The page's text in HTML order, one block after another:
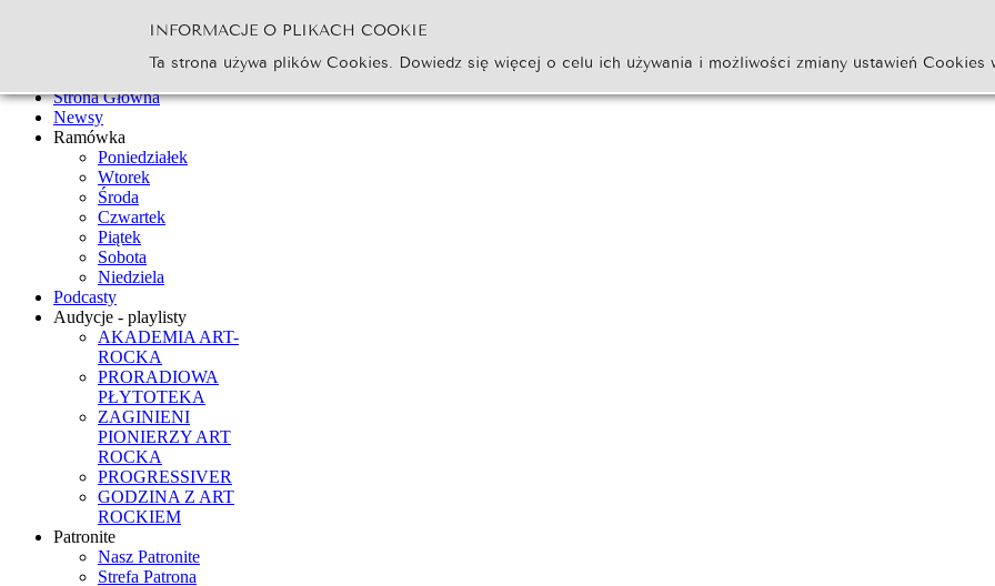
Go
Strona Główna
Newsy
Ramówka
Poniedziałek
Wtorek
Środa
Czwartek
Piątek
Sobota
Niedziela
Podcasty
Audycje - playlisty
AKADEMIA ART-
ROCKA
PRORADIOWA
PŁYTOTEKA
ZAGINIENI
PIONIERZY ART
ROCKA
PROGRESSIVER
GODZINA Z ART
ROCKIEM
Patronite
Nasz Patronite
Strefa Patrona
INFORMACJE O PLIKACH COOKIE
Ta strona używa plików Cookies. Dowiedz się więcej o celu ich używania i możliwości zmiany ustawień Cookies